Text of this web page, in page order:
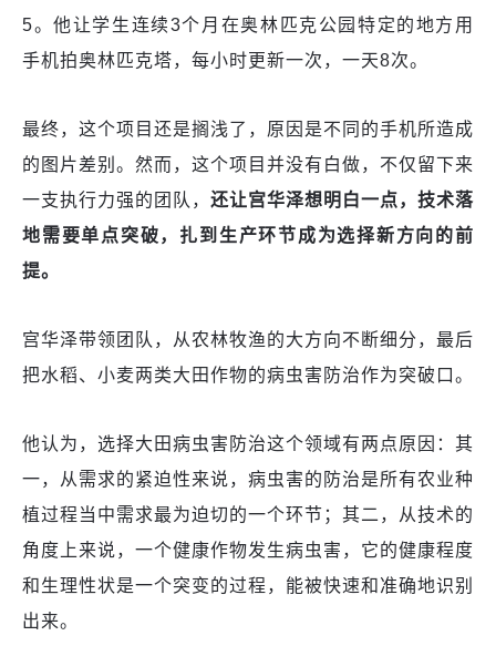
5。他让学生连续3个月在奥林匹克公园特定的地方用
手机拍奥林匹克塔，每小时更新一次，一天8次。
最终，这个项目还是搁浅了，原因是不同的手机所造成
的图片差别。然而，这个项目并没有白做，不仅留下来
一支执行力强的团队， 还让宫华泽想明白一点，技术落
地需要单点突破，扎到生产环节成为选择新方向的前
提。
宫华泽带领团队，从农林牧渔的大方向不断细分，最后
把水稻、小麦两类大田作物的病虫害防治作为突破口。
他认为，选择大田病虫害防治这个领域有两点原因：其
一，从需求的紧迫性来说，病虫害的防治是所有农业种
植过程当中需求最为迫切的一个环节；其二，从技术的
角度上来说，一个健康作物发生病虫害，它的健康程度
和生理性状是一个突变的过程，能被快速和准确地识别
出来。